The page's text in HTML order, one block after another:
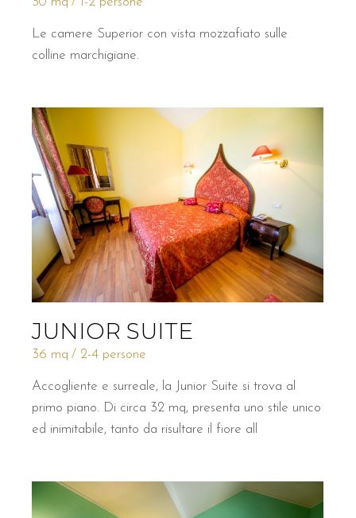
Le camere Superior con vista mozzafiato sulle
colline marchigiane.
JUNIOR SUITE
36 mq 2-4 persone
Accogliente e surreale, la Junior Suite si trova al
primo piano. Di circa 32 mq, presenta uno stile unico
ed inimitabile, tanto da risultare il fiore all